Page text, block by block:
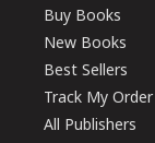
Buy Books
New Books
Best Sellers
Track My Order
All Publishers